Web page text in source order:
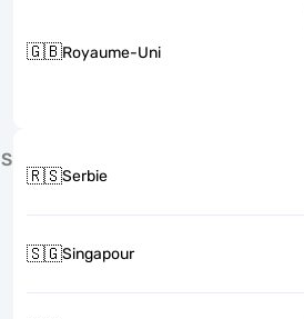
🇬🇧Royaume-Uni
S
🇷🇸Serbie
🇸🇬Singapour